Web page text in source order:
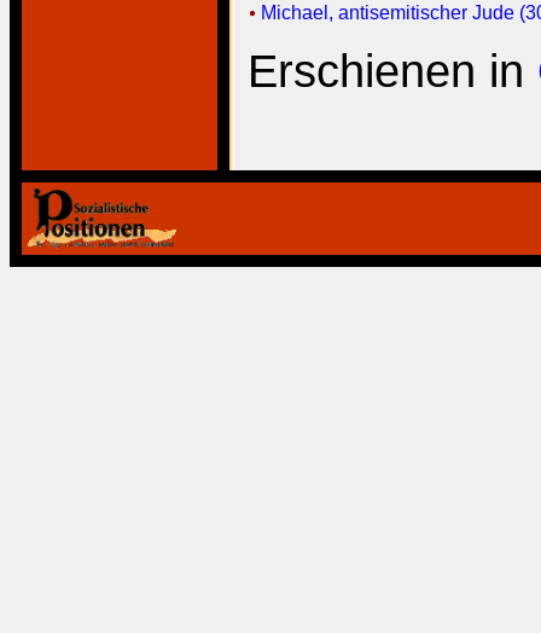
Michael, antisemitischer Jude
Erschienen in